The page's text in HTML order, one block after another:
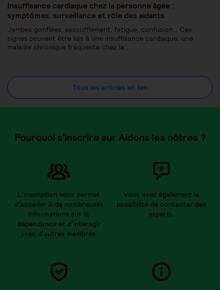
Insuffisance cardiaque chez la personne âgée :
symptômes, surveillance et rôle des aidants
Jambes gonflées, essoufflement, fatigue, confusion… Ces
signes peuvent être liés à une insuffisance cardiaque, une
maladie chronique fréquente chez la…
Tous les articles en lien
Pourquoi s’inscrire sur Aidons les nôtres ?
L’inscription vous permet
d’accéder à de nombreuses
informations sur la
dépendance et d’interagir
avec d’autres membres.
Vous avez également la
possibilité de contacter des
experts.